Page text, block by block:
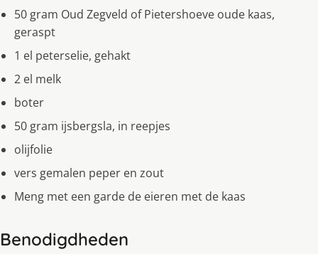
50 gram Oud Zegveld of Pietershoeve oude kaas,
geraspt
1 el peterselie, gehakt
2 el melk
boter
50 gram ijsbergsla, in reepjes
olijfolie
vers gemalen peper en zout
Meng met een garde de eieren met de kaas
Benodigdheden